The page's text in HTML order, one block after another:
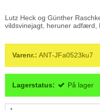
Lutz Heck og Günther
vildsvinejagt, heruner adfærd,
Varenr.: ANT-JFa0523ku7
Lagerstatus: På lager